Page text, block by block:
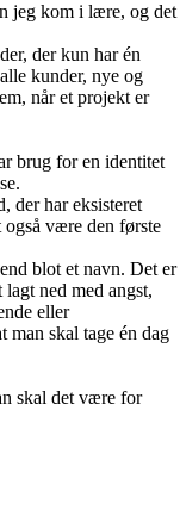
jeg kom i lære, og det
der kun har én
kunder, nye og
når et projekt er
brug for en identitet
der har eksisteret
være den første
blot et navn. Det er
ned med angst,
eller
man skal tage én dag
skal det være for